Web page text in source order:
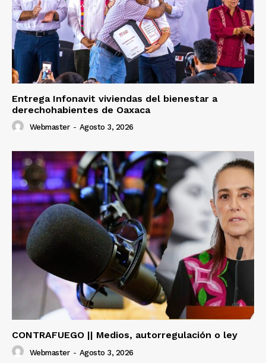
Entrega Infonavit viviendas del bienestar a
derechohabientes de Oaxaca
Webmaster - Agosto 3, 2026
CONTRAFUEGO || Medios, autorregulación o ley
Webmaster - Agosto 3, 2026